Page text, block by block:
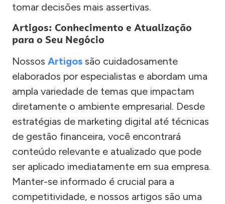
tomar decisões mais assertivas.
Artigos: Conhecimento e Atualização
para o Seu Negócio
Nossos Artigos são cuidadosamente
elaborados por especialistas e abordam uma
ampla variedade de temas que impactam
diretamente o ambiente empresarial. Desde
estratégias de marketing digital até técnicas
de gestão financeira, você encontrará
conteúdo relevante e atualizado que pode
ser aplicado imediatamente em sua empresa.
Manter-se informado é crucial para a
competitividade, e nossos artigos são uma